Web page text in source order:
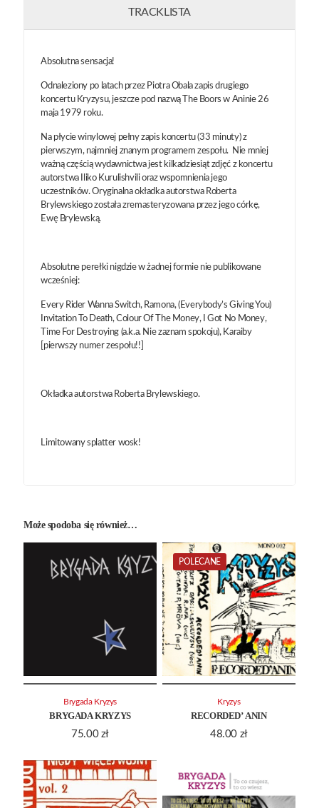
TRACKLISTA
Absolutna sensacja!
Odnaleziony po latach przez Piotra Obala zapis drugiego
koncertu Kryzysu, jeszcze pod nazwą The Boors w Aninie 26
maja 1979 roku.
Na płycie winylowej pełny zapis koncertu (33 minuty) z
pierwszym, najmniej znanym programem zespołu. Nie mniej
ważną częścią wydawnictwa jest kilkadziesiąt zdjęć z koncertu
autorstwa Iliko Kurulishvili oraz wspomnienia jego
uczestników. Oryginalna okładka autorstwa Roberta
Brylewskiego została zremasteryzowana przez jego córkę,
Ewę Brylewską.
Absolutne perełki nigdzie w żadnej formie nie publikowane
wcześniej:
Every Rider Wanna Switch, Ramona, (Everybody’s Giving You)
Invitation To Death, Colour Of The Money, I Got No Money,
Time For Destroying (a.k.a. Nie zaznam spokoju), Karaiby
[pierwszy numer zespołu!!]
Okładka autorstwa Roberta Brylewskiego.
Limitowany splatter wosk!
Może spodoba się również…
BRYGADA KRYZYS
75.00 zł
Brygada Kryzys
POLECANE
RECORDED’ ANIN
48.00 zł
Kryzys